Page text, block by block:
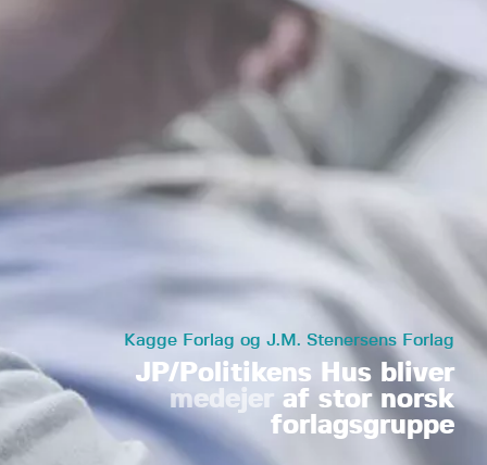
Kagge Forlag og J.M. Stenersens Forlag
JP/Politikens Hus bliver
medejeraf stor norsk
forlagsgruppe